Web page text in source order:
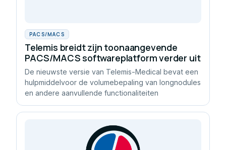
PACS/MACS
Telemis breidt zijn toonaangevende
PACS/MACS softwareplatform verder uit
De nieuwste versie van Telemis-Medical bevat een
hulpmiddelvoor de volumebepaling van longnodules
en andere aanvullende functionaliteiten